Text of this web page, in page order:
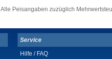
Alle Peisangaben zuzüglich
Service
Hilfe / FAQ